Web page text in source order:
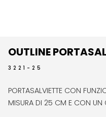
OUTLINE
3221-25
PORTASALVIETTE CON
MISURA DI 25 CM E CON UN